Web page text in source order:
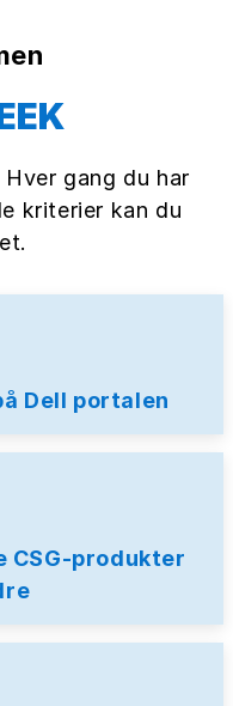
gang du har
kriterier kan du
Dell portalen
CSG-produkter